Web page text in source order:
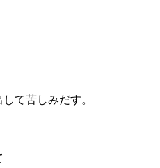
て苦しみだす。